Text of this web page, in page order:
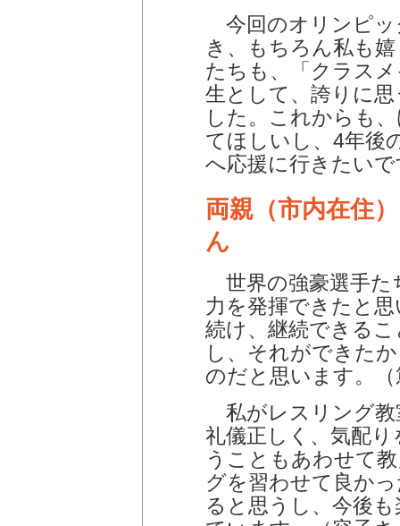
今回のオリンピッ
き、もちろん私も
たちも、「クラス
生として、誇りに
した。これからも
てほしいし、4年後
へ応援に行きたい
両親（市内在住
ん
世界の強豪選手た
力を発揮できたと
続け、継続できる
し、それができた
のだと思います。
私がレスリング教
礼儀正しく、気配
うこともあわせて
グを習わせて良か
ると思うし、今後